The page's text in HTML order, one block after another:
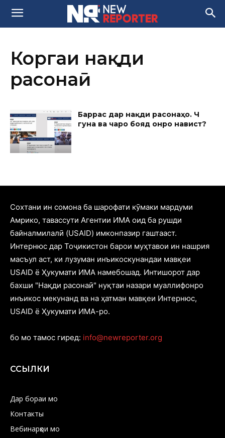
Коргаҳи нақди
расонаӣ
Баррасӣ дар нақди расонаҳо. Чӣ
гуна ва чаро бояд онро навист?
Cохтани ин сомона ба шарофати кӯмаки мардуми
Амрико, тавассути Агентии ИМА оид ба рушди
байналмилалӣ (USAID) имконпазир гаштааст.
Интернюс дар Тоҷикистон барои муҳтавои ин нашрия
масъул аст, ки лузуман инъикоскунандаи мавқеи
USAID ё Ҳукумати ИМА намебошад. Интишорот дар
бахши "Нақди расонаӣ" нуқтаи назари муаллифонро
инъикос мекунанд ва на ҳатман мавқеи Интернюс,
USAID ё Ҳукумати ИМА-ро.
бо мо тамос гиред: info@newreporter.org
ССЫЛКИ
Дар бораи мо
Контакты
Вебинарҳои мо